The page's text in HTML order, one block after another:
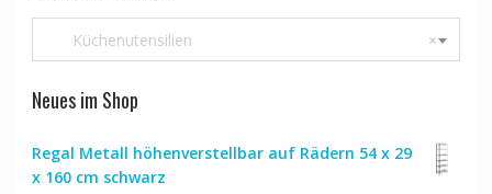
×
Küchenutensilien
Neues im Shop
Regal Metall höhenverstellbar auf Rädern 54 x 29
x 160 cm schwarz